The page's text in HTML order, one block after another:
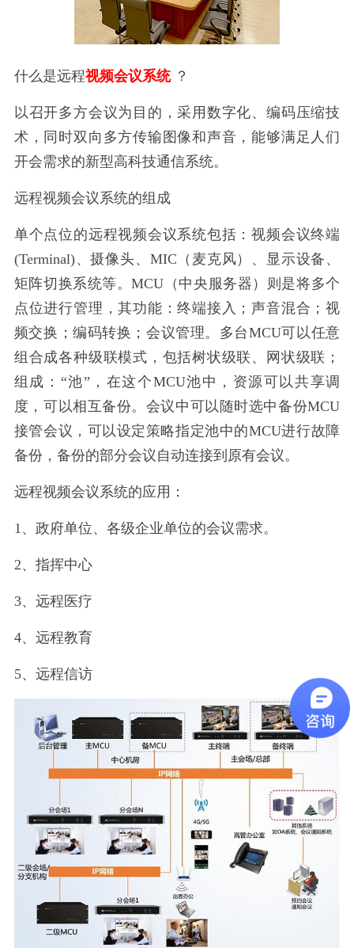
什么是远程视频会议系统 ？
以召开多方会议为目的，采用数字化、编码压缩技
术，同时双向多方传输图像和声音，能够满足人们
开会需求的新型高科技通信系统。
远程视频会议系统的组成
单个点位的远程视频会议系统包括：视频会议终端
(Terminal)、摄像头、MIC（麦克风）、显示设备、
矩阵切换系统等。MCU（中央服务器）则是将多个
点位进行管理，其功能：终端接入；声音混合；视
频交换；编码转换；会议管理。多台MCU可以任意
组合成各种级联模式，包括树状级联、网状级联；
组成：“池”，在这个MCU池中，资源可以共享调
度，可以相互备份。会议中可以随时选中备份MCU
接管会议，可以设定策略指定池中的MCU进行故障
备份，备份的部分会议自动连接到原有会议。
远程视频会议系统的应用：
1、政府单位、各级企业单位的会议需求。
2、指挥中心
3、远程医疗
4、远程教育
5、远程信访